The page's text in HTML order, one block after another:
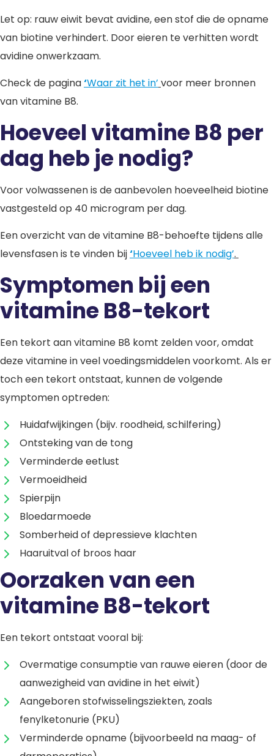
Let op: rauw eiwit bevat avidine, een stof die de opname
van biotine verhindert. Door eieren te verhitten wordt
avidine onwerkzaam.
Check de pagina‘Waar zit het in’ voor meer bronnen
van vitamine B8.
Hoeveel vitamine B8 per
dag heb je nodig?
Voor volwassenen is de aanbevolen hoeveelheid biotine
vastgesteld op 40 microgram per dag.
Een overzicht van de vitamine B8-behoefte tijdens alle
levensfasen is te vinden bij‘Hoeveel heb ik nodig’.
Symptomen bij een
vitamine B8-tekort
Een tekort aan vitamine B8 komt zelden voor, omdat
deze vitamine in veel voedingsmiddelen voorkomt. Als er
toch een tekort ontstaat, kunnen de volgende
symptomen optreden:
Huidafwijkingen (bijv. roodheid, schilfering)
Ontsteking van de tong
Verminderde eetlust
Vermoeidheid
Spierpijn
Bloedarmoede
Somberheid of depressieve klachten
Haaruitval of broos haar
Oorzaken van een
vitamine B8-tekort
Een tekort ontstaat vooral bij:
Overmatige consumptie van rauwe eieren (door de
aanwezigheid van avidine in het eiwit)
Aangeboren stofwisselingsziekten, zoals
fenylketonurie (PKU)
Verminderde opname (bijvoorbeeld na maag- of